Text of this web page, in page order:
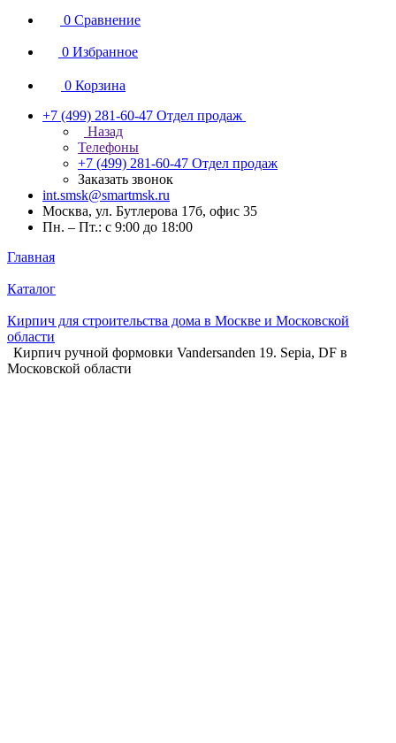
0 Сравнение
0 Избранное
0 Корзина
+7 (499) 281-60-47 Отдел продаж
Назад
Телефоны
+7 (499) 281-60-47 Отдел продаж
Заказать звонок
int.smsk@smartmsk.ru
Москва, ул. Бутлерова 17б, офис 35
Пн. – Пт.: с 9:00 до 18:00
Главная
Каталог
Кирпич для строительства дома в Москве и Московской
области
Кирпич ручной формовки Vandersanden 19. Sepia, DF в
Московской области